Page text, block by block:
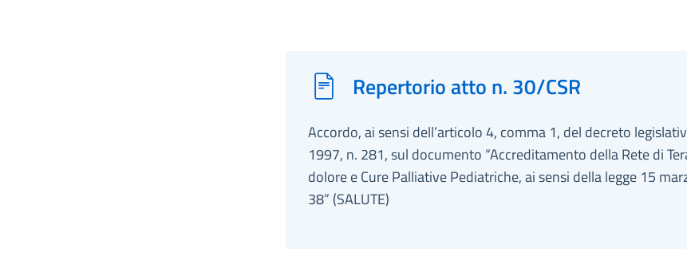
Repertorio atto n. 30/CSR
Accordo, ai sensi dell’articolo 4, comma 1, del decreto
1997, n. 281, sul documento “Accreditamento della Rete di
dolore e Cure Palliative Pediatriche, ai sensi della legge 15
38” (SALUTE)